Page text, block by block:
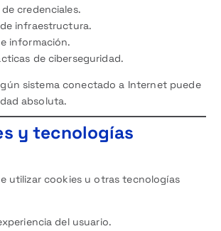
credenciales.
infraestructura.
información.
de ciberseguridad.
sistema conectado a Internet puede
absoluta.
y tecnologías
utilizar cookies u otras tecnologías
del usuario.